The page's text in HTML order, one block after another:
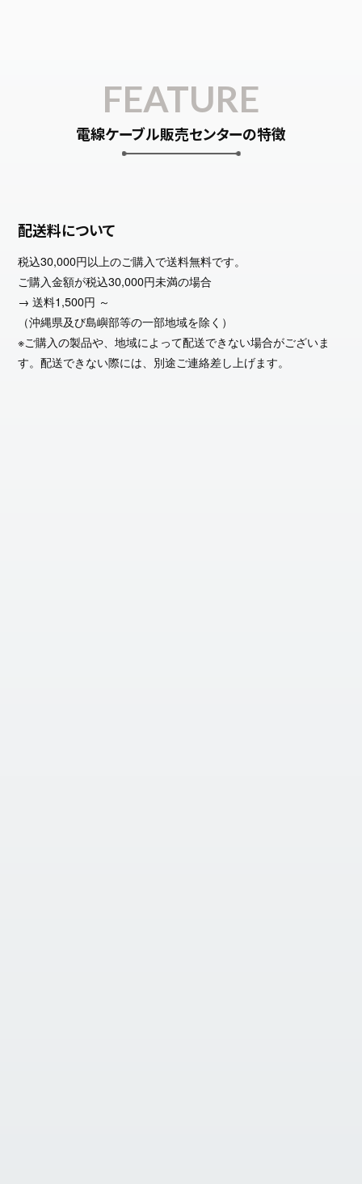
FEATURE
電線ケーブル販売センターの特徴
配送料について
税込30,000円以上のご購入で送料無料です。
ご購入金額が税込30,000円未満の場合
→ 送料1,500円 ～
（沖縄県及び島嶼部等の一部地域を除く）
※ご購入の製品や、地域によって配送できない場合がございま
す。配送できない際には、別途ご連絡差し上げます。